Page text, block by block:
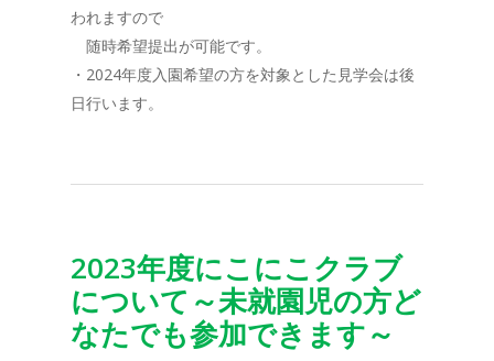
われますので
随時希望提出が可能です。
・2024年度入園希望の方を対象とした見学会は後
日行います。
2023年度にこにこクラブ
について～未就園児の方ど
なたでも参加できます～